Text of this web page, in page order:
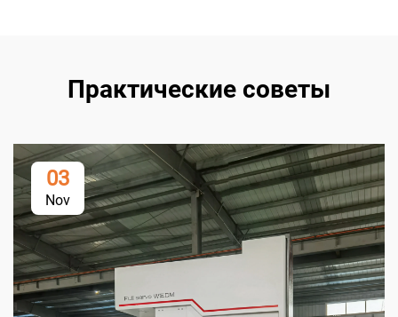
Практические советы
03
Nov